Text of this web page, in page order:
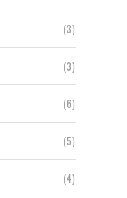
(3)
(3)
(6)
(5)
(4)